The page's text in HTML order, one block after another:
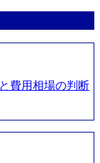
費用相場の判断